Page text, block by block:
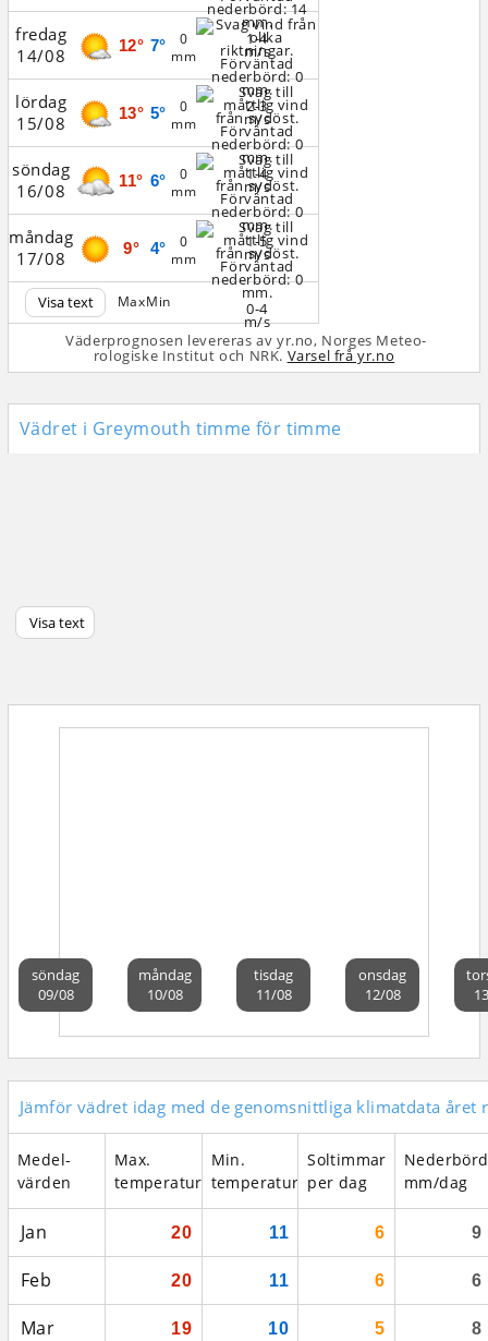
fredag
14/08
lördag
15/08
söndag
16/08
måndag
17/08
Visa text
12°
13°
11°
9°
Max
7°
5°
6°
4°
Min
0
mm
0
mm
0
mm
0
mm
1-4
m/s
2-3
m/s
1-4
m/s
1-5
m/s
0-4
m/s
Väderprognosen levereras av yr.no, Norges Meteo­
rologiske Institut och NRK. Varsel frå yr.no
Vädret i Greymouth timme för timme
söndag
09/08
måndag
10/08
tisdag
11/08
onsdag
12/08
Visa text
Jämför vädret idag med de genomsnittliga klimatdata året
Medel­
värden
Max.
temperatur
Min.
temperatur
Soltimmar
per dag
Nederbörd
mm/dag
Jan 20 11 6 9
Feb 20 11 6 6
Mar 19 10 5 8